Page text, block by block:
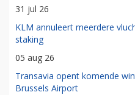
31 jul 26
KLM annuleert meerdere
staking
05 aug 26
Transavia opent komende
Brussels Airport